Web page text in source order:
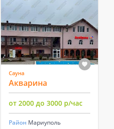
Сауна
Акварина
от 2000 до 3000 р/час
Район Мариуполь